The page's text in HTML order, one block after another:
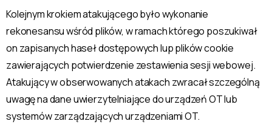
Kolejnym krokiem atakującego było wykonanie
rekonesansu wśród plików, w ramach którego poszukiwał
on zapisanych haseł dostępowych lup plików cookie
zawierających potwierdzenie zestawienia sesji webowej.
Atakujący w obserwowanych atakach zwracał szczególną
uwagę na dane uwierzytelniające do urządzeń OT lub
systemów zarządzających urządzeniami OT.